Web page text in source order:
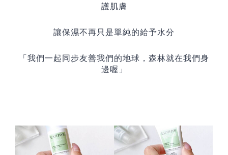
護肌膚
讓保濕不再只是單純的給予水分
「 我們一起同步友善我們的地球，森林就在我們身
邊喔 」